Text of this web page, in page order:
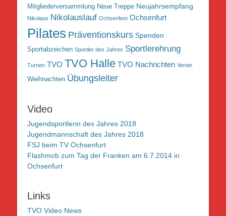
Mitgliederversammlung Neue Treppe Neujahrsempfang
Nikolaus Nikolauslauf Ochsenfest Ochsenfurt
Pilates Präventionskurs Spenden
Sportabzeichen Sportler des Jahres Sportlerehrung
Turnen TVO TVO Halle TVO Nachrichten Verein
Weihnachten Übungsleiter
Video
Jugendsportlerin des Jahres 2018
Jugendmannschaft des Jahres 2018
FSJ beim TV Ochsenfurt
Flashmob zum Tag der Franken am 6.7.2014 in
Ochsenfurt
Links
TVO Video News